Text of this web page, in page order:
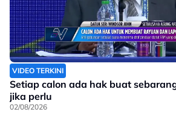
VIDEO TERKINI
Setiap calon ada hak buat
jika perlu
02/08/2026